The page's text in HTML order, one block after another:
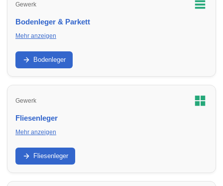
Gewerk
Bodenleger & Parkett
Mehr anzeigen
Parkett, Vinyl, Laminat und Untergrund: Finde Bodenleger in
Umbgebungen für Neuverlegung und Sanierung.
Bodenleger
Gewerk
Fliesenleger
Mehr anzeigen
Bad, Küche, Boden und Abdichtung: Finde Fliesenleger in
Umbgebungen für Neubau, Sanierung und Reparatur.
Fliesenleger